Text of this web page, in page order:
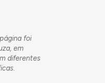
foi
em
diferentes